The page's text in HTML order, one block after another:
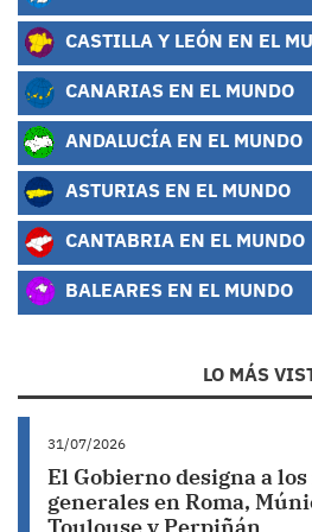
CASTILLA Y LEÓN EN EL
CANARIAS EN EL MUNDO
ANDALUCÍA EN EL MUNDO
ASTURIAS EN EL MUNDO
CANTABRIA EN EL MUNDO
BALEARES EN EL MUNDO
LO MÁS
31/07/2026
El Gobierno designa a
generales en Roma,